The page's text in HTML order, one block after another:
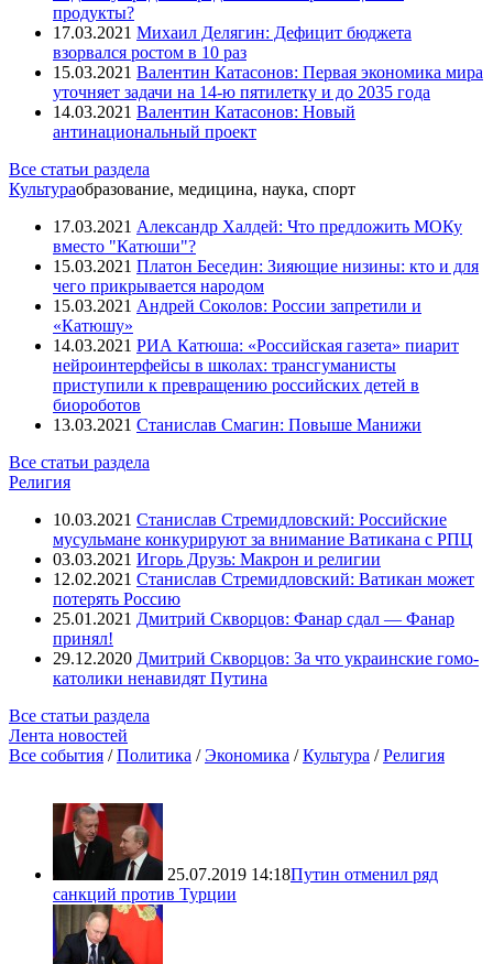
продукты?
17.03.2021 Михаил Делягин: Дефицит бюджета
взорвался ростом в 10 раз
15.03.2021 Валентин Катасонов: Первая экономика мира
уточняет задачи на 14-ю пятилетку и до 2035 года
14.03.2021 Валентин Катасонов: Новый
антинациональный проект
Все статьи раздела
Культураобразование, медицина, наука, спорт
17.03.2021 Александр Халдей: Что предложить МОКу
вместо "Катюши"?
15.03.2021 Платон Беседин: Зияющие низины: кто и для
чего прикрывается народом
15.03.2021 Андрей Соколов: России запретили и
«Катюшу»
14.03.2021 РИА Катюша: «Российская газета» пиарит
нейроинтерфейсы в школах: трансгуманисты
приступили к превращению российских детей в
биороботов
13.03.2021 Станислав Смагин: Повыше Манижи
Все статьи раздела
Религия
10.03.2021 Станислав Стремидловский: Российские
мусульмане конкурируют за внимание Ватикана с РПЦ
03.03.2021 Игорь Друзь: Макрон и религии
12.02.2021 Станислав Стремидловский: Ватикан может
потерять Россию
25.01.2021 Дмитрий Скворцов: Фанар сдал — Фанар
принял!
29.12.2020 Дмитрий Скворцов: За что украинские гомо-
католики ненавидят Путина
Все статьи раздела
Лента новостей
Все события /Политика /Экономика /Культура /Религия
25.07.2019 14:18Путин отменил ряд
санкций против Турции